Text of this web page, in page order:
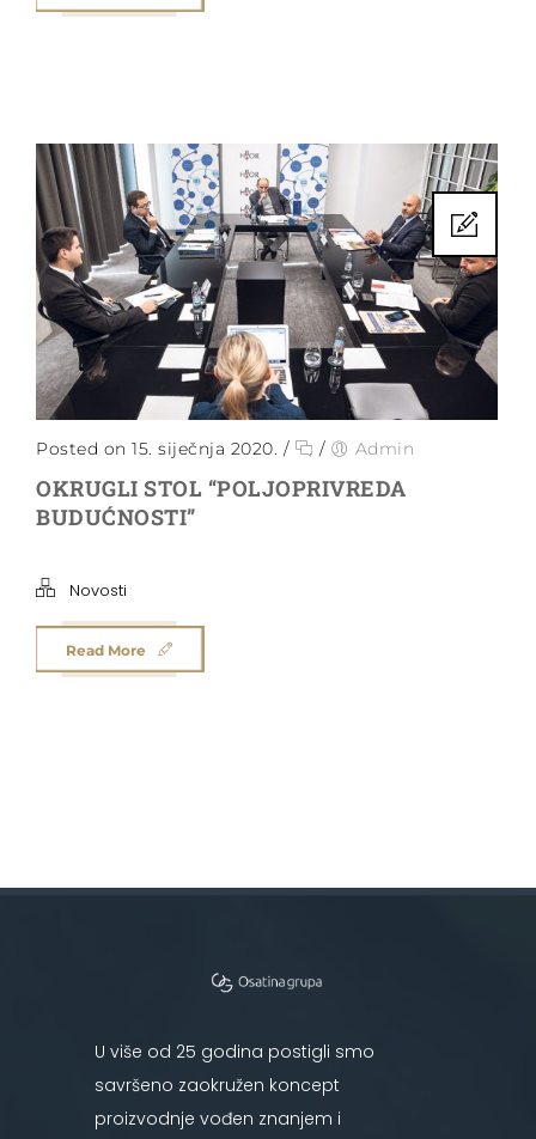
Posted on 15. siječnja 2020. / / Admin
OKRUGLI STOL “POLJOPRIVREDA
BUDUĆNOSTI”
Novosti
Read More
U više od 25 godina postigli smo
savršeno zaokružen koncept
proizvodnje vođen znanjem i